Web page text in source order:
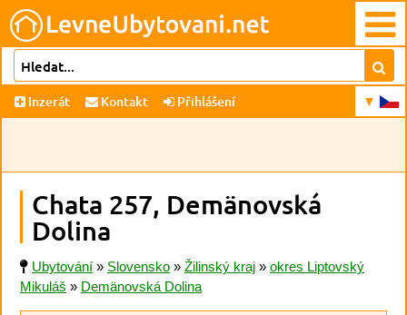
Inzerát Kontakt Přihlášení
Chata 257, Demänovská
Dolina
Ubytování » Slovensko » Žilinský kraj » okres Liptovský
Mikuláš » Demänovská Dolina